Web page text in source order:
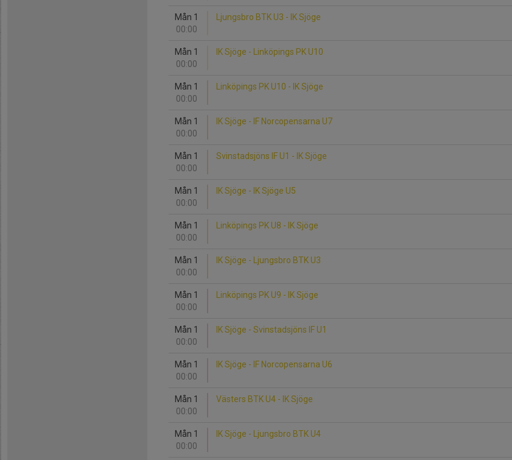
Mån 1
00:00
Ljungsbro BTK U3 - IK Sjöge
Mån 1
00:00
IK Sjöge - Linköpings PK U10
Mån 1
00:00
Linköpings PK U10 - IK Sjöge
Mån 1
00:00
IK Sjöge - IF Norcopensarna U7
Mån 1
00:00
Svinstadsjöns IF U1 - IK Sjöge
Mån 1
00:00
IK Sjöge - IK Sjöge U5
Mån 1
00:00
Linköpings PK U8 - IK Sjöge
Mån 1
00:00
IK Sjöge - Ljungsbro BTK U3
Mån 1
00:00
Linköpings PK U9 - IK Sjöge
Mån 1
00:00
IK Sjöge - Svinstadsjöns IF U1
Mån 1
00:00
IK Sjöge - IF Norcopensarna U6
Mån 1
00:00
Västers BTK U4 - IK Sjöge
Mån 1
00:00
IK Sjöge - Ljungsbro BTK U4